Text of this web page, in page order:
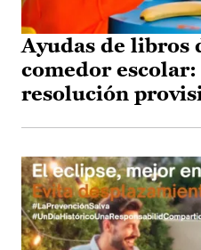
Ayudas de libros
comedor
resolución